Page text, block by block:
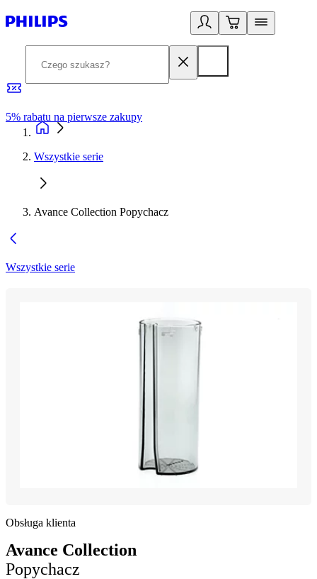
5% rabatu na pierwsze zakupy
Wszystkie serie
Avance Collection Popychacz
Wszystkie serie
Obsługa klienta
Avance Collection
Popychacz